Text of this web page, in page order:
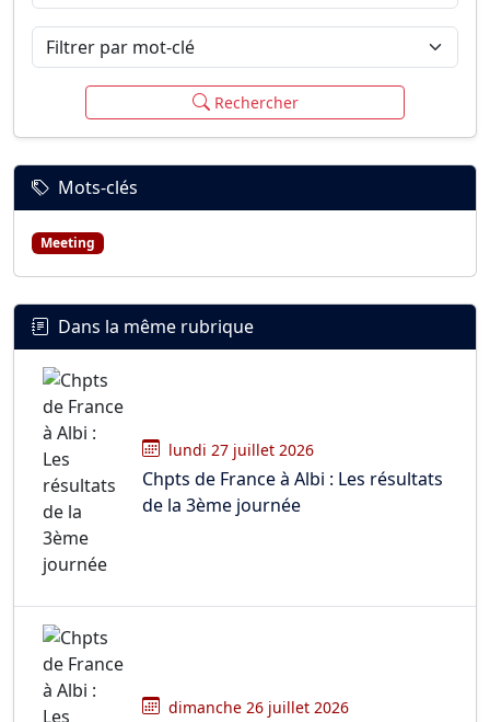
Filtrer par mot-clé
Rechercher
Mots-clés
Meeting
Dans la même rubrique
lundi 27 juillet 2026
Chpts de France à Albi : Les résultats
de la 3ème journée
dimanche 26 juillet 2026